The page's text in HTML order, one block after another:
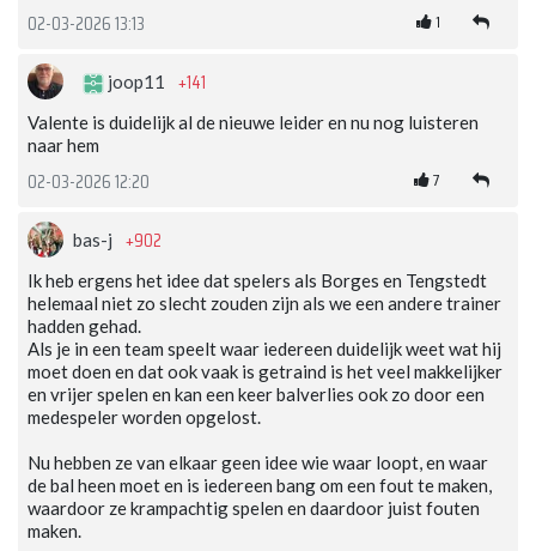
02-03-2026 13:13 1
joop11 +141
Valente is duidelijk al de nieuwe leider en nu nog luisteren
naar hem
02-03-2026 12:20 7
bas-j +902
Ik heb ergens het idee dat spelers als Borges en Tengstedt
helemaal niet zo slecht zouden zijn als we een andere trainer
hadden gehad.
Als je in een team speelt waar iedereen duidelijk weet wat hij
moet doen en dat ook vaak is getraind is het veel makkelijker
en vrijer spelen en kan een keer balverlies ook zo door een
medespeler worden opgelost.
Nu hebben ze van elkaar geen idee wie waar loopt, en waar
de bal heen moet en is iedereen bang om een fout te maken,
waardoor ze krampachtig spelen en daardoor juist fouten
maken.